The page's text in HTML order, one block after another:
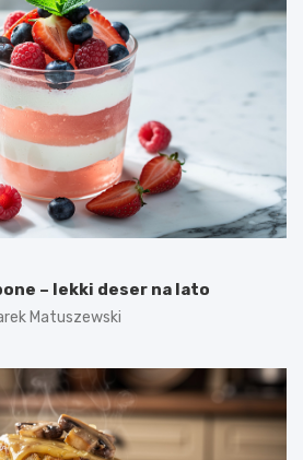
– lekki deser na lato
Matuszewski